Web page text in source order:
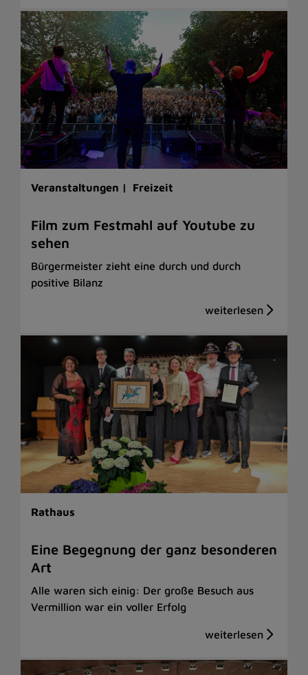
Veranstaltungen | Freizeit
Film zum Festmahl auf Youtube zu
sehen
Bürgermeister zieht eine durch und durch
positive Bilanz
Rathaus
Eine Begegnung der ganz besonderen
Art
Alle waren sich einig: Der große Besuch aus
Vermillion war ein voller Erfolg